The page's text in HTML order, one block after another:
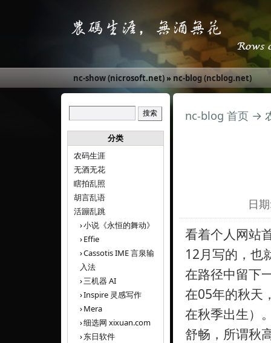
nc-show (nicrosoft.net)» nc-blog (ncblog.net)
分类
农码生涯
无酒无花
瞎拍乱照
胡言乱语
活蹦乱跳
小说《永恒的舞动》
Effie
Cassotis IME 言泉输
入法
三机器 AI
Inspire 灵感写作
Mera
细选网 xixuan.com
东日软件
nc-blog 首页 →
日
看着个人网站
12月写的，也
在路径中留下
在05年的秋天
在秋季出生）
舒畅，所谓秋